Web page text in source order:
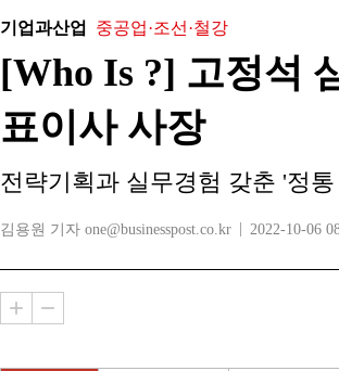
기업과산업 중공업·조선·철강
[Who Is ?] 고정석
표이사 사장
전략기획과 실무경험 갖춘 '정
김용원 기자 one@businesspost.co.kr 2022-10-06